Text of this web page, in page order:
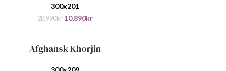
300x201
20,990kr 10,890kr
Afghansk Khorjin